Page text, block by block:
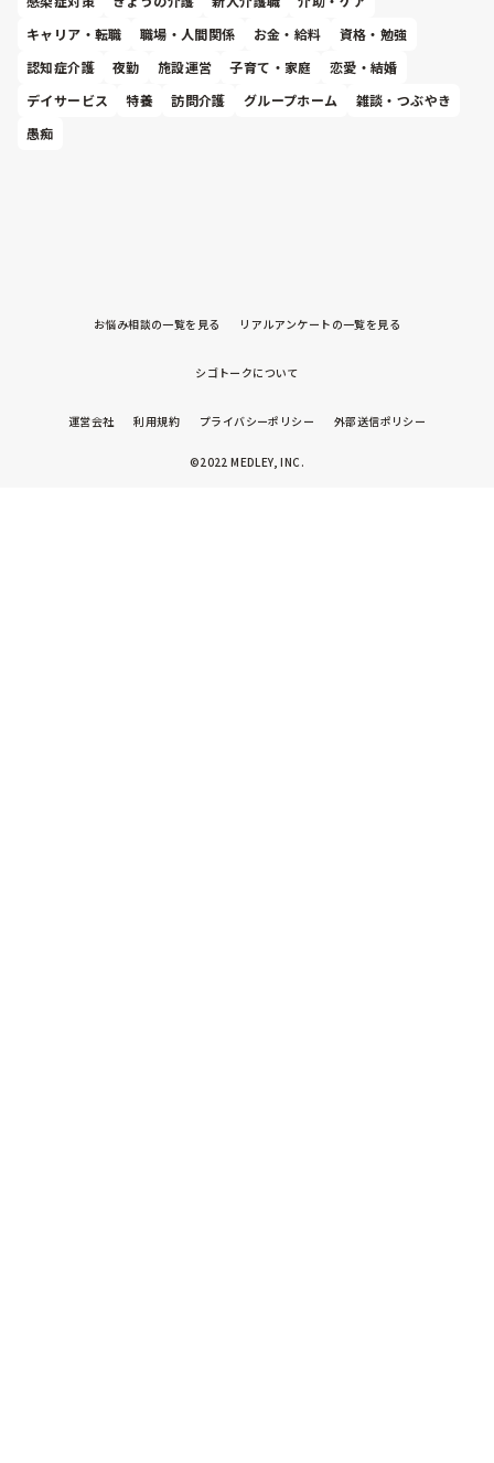
キャリア・転職
職場・人間関係 お金・給料
資格・勉強
認知症介護
夜勤 施設運営 子育て・家庭
恋愛・結婚
デイサービス
特養 訪問介護 グループホーム
雑談・つぶやき
愚痴
お悩み相談の一覧を見る リアルアンケートの一覧を見る
シゴトークについて
運営会社 利用規約 プライバシーポリシー 外部送信ポリシー
©2022 MEDLEY, INC.